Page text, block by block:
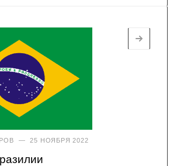
— 25 НОЯБРЯ 2022